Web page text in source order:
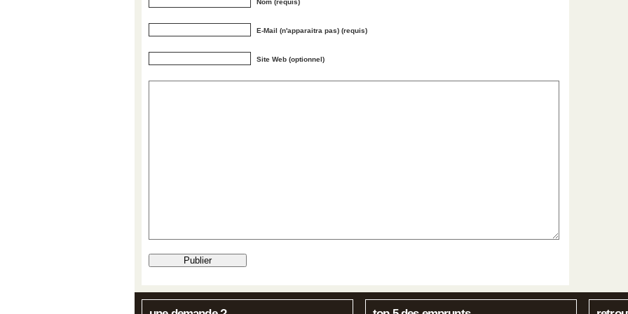
Nom (requis)
E-Mail (n'apparaitra pas) (requis)
Site Web (optionnel)